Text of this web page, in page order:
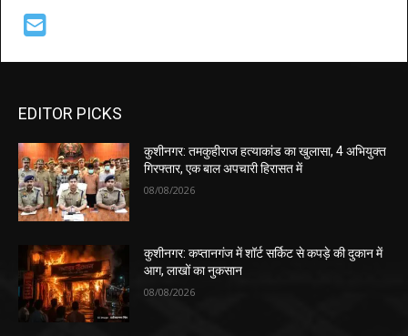
EDITOR PICKS
कुशीनगर: तमकुहीराज हत्याकांड का खुलासा, 4 अभियुक्त
गिरफ्तार, एक बाल अपचारी हिरासत में
08/08/2026
कुशीनगर: कप्तानगंज में शॉर्ट सर्किट से कपड़े की दुकान में
आग, लाखों का नुकसान
08/08/2026